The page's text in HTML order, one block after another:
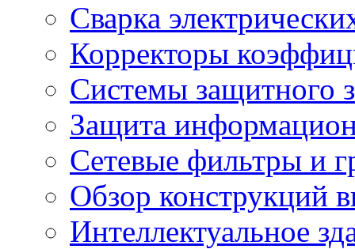
Сварка
Корректоры
Системы защитного
Защита
Сетевые фильтры и
Обзор конструкций
Интеллектуальное